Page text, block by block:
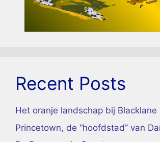
Recent Posts
Het oranje landschap bij Blacklane
Princetown, de “hoofdstad” van